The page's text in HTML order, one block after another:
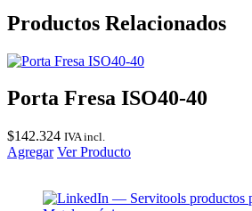
Productos Relacionados
Porta Fresa ISO40-40
$142.324 IVA incl.
Agregar Ver Producto